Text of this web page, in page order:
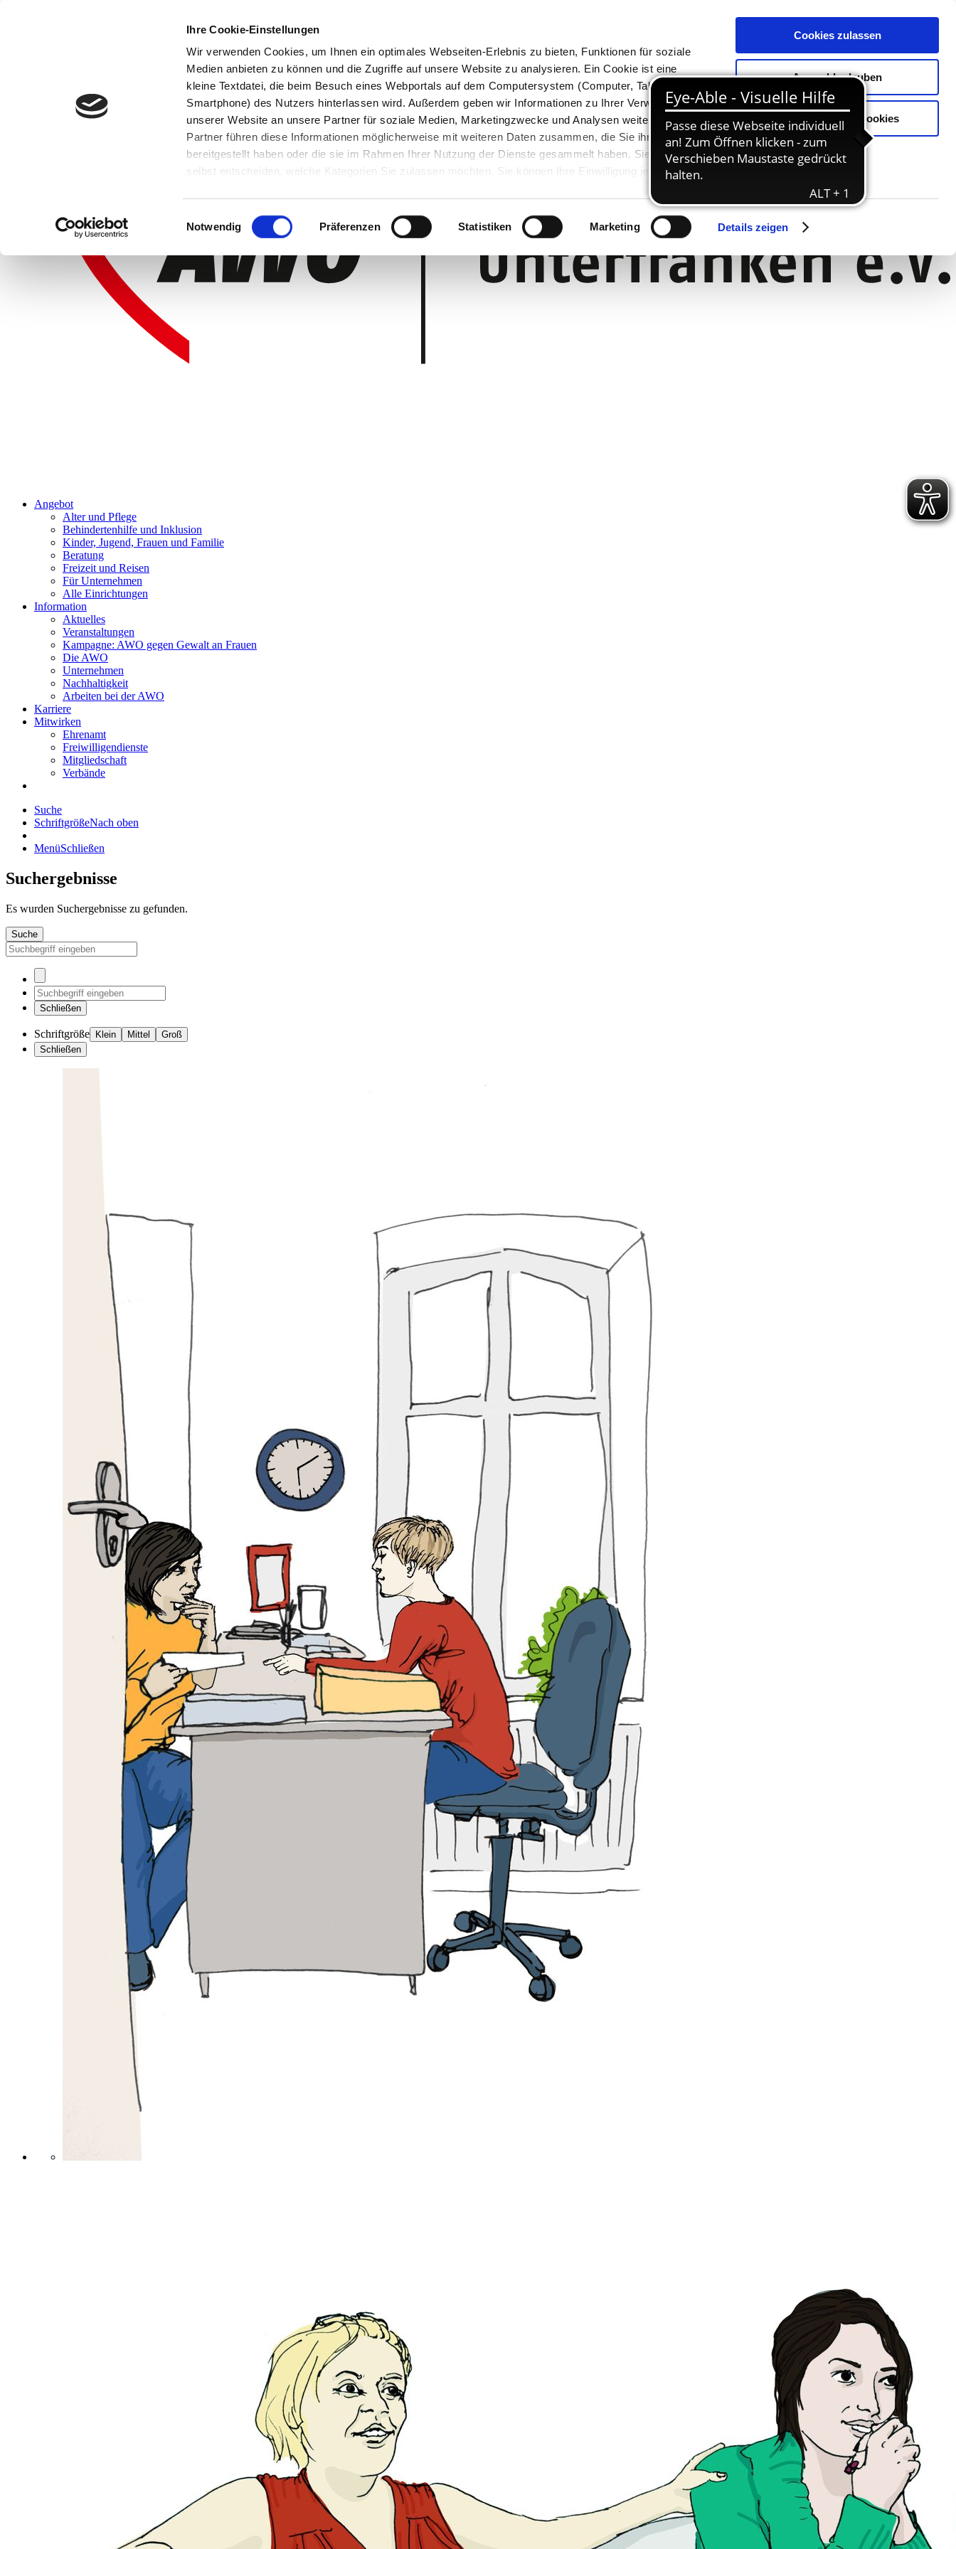
Ihre Cookie-Einstellungen
Wir verwenden Cookies, um Ihnen ein optimales Webseiten-Erlebnis zu bieten, Funktionen für soziale
Medien anbieten zu können und die Zugriffe auf unsere Website zu analysieren. Ein Cookie ist eine
kleine Textdatei, die beim Besuch eines Webportals auf dem Computersystem (Computer, Tablet oder
Smartphone) des Nutzers hinterlassen wird. Außerdem geben wir Informationen zu Ihrer Verwendung
unserer Website an unsere Partner für soziale Medien, Marketingzwecke und Analysen weiter. Unsere
Partner führen diese Informationen möglicherweise mit weiteren Daten zusammen, die Sie ihnen
bereitgestellt haben oder die sie im Rahmen Ihrer Nutzung der Dienste gesammelt haben. Sie können
selbst entscheiden, welche Kategorien Sie zulassen möchten. Sie können Ihre Einwilligung jederzeit
Einwilligungsauswahl
Notwendig Präferenzen Statistiken Marketing Details zeigen
Cookies zulassen
Auswahl erlauben
Nur notwendige Cookies
Angebot
Alter und Pflege
Behindertenhilfe und Inklusion
Kinder, Jugend, Frauen und Familie
Beratung
Freizeit und Reisen
Für Unternehmen
Alle Einrichtungen
Information
Aktuelles
Veranstaltungen
Kampagne: AWO gegen Gewalt an Frauen
Die AWO
Unternehmen
Nachhaltigkeit
Arbeiten bei der AWO
Karriere
Mitwirken
Ehrenamt
Freiwilligendienste
Mitgliedschaft
Verbände
Suche
SchriftgrößeNach oben
MenüSchließen
Suchergebnisse
Es wurden Suchergebnisse zu gefunden.
Suche
Schließen
Schriftgröße Klein Mittel
Groß
Schließen